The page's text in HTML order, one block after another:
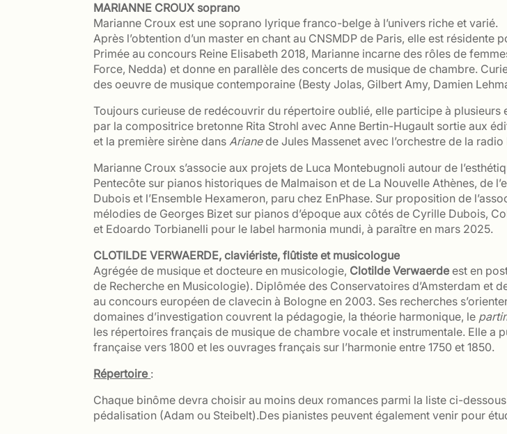
MARIANNE CROUX soprano
Marianne Croux est une soprano lyrique franco-belge à l’univers riche et varié.
Après l’obtention d’un master en chant au CNSMDP de Paris, elle est résidente
Primée au concours Reine Elisabeth 2018, Marianne incarne des rôles de
Force, Nedda) et donne en parallèle des concerts de musique de chambre.
des oeuvre de musique contemporaine (Besty Jolas, Gilbert Amy, Damien
Toujours curieuse de redécouvrir du répertoire oublié, elle participe à plusieurs
par la compositrice bretonne Rita Strohl avec Anne Bertin-Hugault sortie aux
et la première sirène dansArianede Jules Massenet avec l’orchestre de la
Marianne Croux s’associe aux projets de Luca Montebugnoli autour de
Pentecôte sur pianos historiques de Malmaison et de La Nouvelle Athènes, de
Dubois et l’Ensemble Hexameron, paru chez EnPhase. Sur proposition de
mélodies de Georges Bizet sur pianos d’époque aux côtés de Cyrille Dubois,
et Edoardo Torbianelli pour le label harmonia mundi, à paraître en mars 2025.
CLOTILDE VERWAERDE, claviériste, flûtiste et musicologue
Agrégée de musique et docteure en musicologie, Clotilde Verwaerde est en
de Recherche en Musicologie). Diplômée des Conservatoires d’Amsterdam et
au concours européen de clavecin à Bologne en 2003. Ses recherches
domaines d’investigation couvrent la pédagogie, la théorie harmonique, le
les répertoires français de musique de chambre vocale et instrumentale. Elle a
française vers 1800 et les ouvrages français sur l’harmonie entre 1750 et 1850.
Répertoire :
Chaque binôme devra choisir au moins deux romances parmi la liste ci-
pédalisation (Adam ou Steibelt).Des pianistes peuvent également venir pour